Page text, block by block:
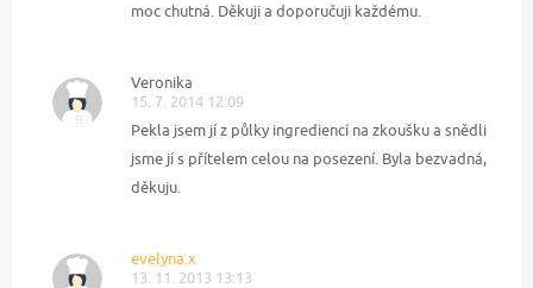
moc chutná. Děkuji a doporučuji každému.
Veronika
15. 7. 2014 12:09
Pekla jsem jí z půlky ingrediencí na zkoušku a snědli
jsme jí s přítelem celou na posezení. Byla bezvadná,
děkuju.
evelyna.x
13. 11. 2013 13:13